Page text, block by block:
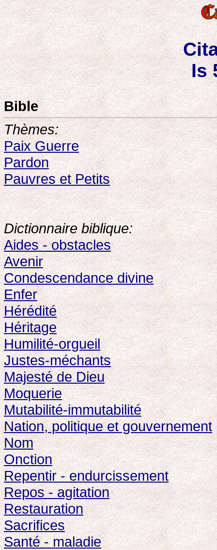
Is
Bible
Thèmes:
Paix Guerre
Pardon
Pauvres et Petits
Dictionnaire biblique:
Aides - obstacles
Avenir
Condescendance divine
Enfer
Hérédité
Héritage
Humilité-orgueil
Justes-méchants
Majesté de Dieu
Moquerie
Mutabilité-immutabilité
Nation, politique et gouvernement
Nom
Onction
Repentir - endurcissement
Repos - agitation
Restauration
Sacrifices
Santé - maladie